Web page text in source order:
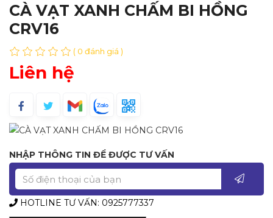
CÀ VẠT XANH CHẤM BI HỒNG
CRV16
( 0 đánh giá )
Liên hệ
NHẬP THÔNG TIN ĐỂ ĐƯỢC TƯ VẤN
HOTLINE TƯ VẤN: 0925777337